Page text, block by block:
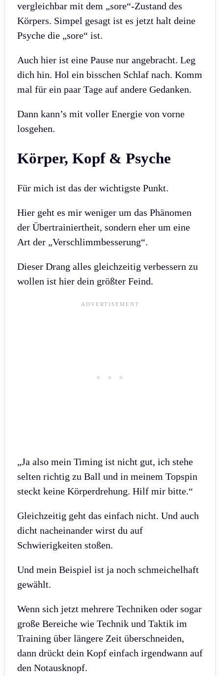
vergleichbar mit dem „sore“-Zustand des
Körpers. Simpel gesagt ist es jetzt halt deine
Psyche die „sore“ ist.
Auch hier ist eine Pause nur angebracht. Leg
dich hin. Hol ein bisschen Schlaf nach. Komm
mal für ein paar Tage auf andere Gedanken.
Dann kann’s mit voller Energie von vorne
losgehen.
Körper, Kopf & Psyche
Für mich ist das der wichtigste Punkt.
Hier geht es mir weniger um das Phänomen
der Übertrainiertheit, sondern eher um eine
Art der „Verschlimmbesserung“.
Dieser Drang alles gleichzeitig verbessern zu
wollen ist hier dein größter Feind.
„Ja also mein Timing ist nicht gut, ich stehe
selten richtig zu Ball und in meinem Topspin
steckt keine Körperdrehung. Hilf mir bitte.“
Gleichzeitig geht das einfach nicht. Und auch
dicht nacheinander wirst du auf
Schwierigkeiten stoßen.
Und mein Beispiel ist ja noch schmeichelhaft
gewählt.
Wenn sich jetzt mehrere Techniken oder sogar
große Bereiche wie Technik und Taktik im
Training über längere Zeit überschneiden,
dann drückt dein Kopf einfach irgendwann auf
den Notausknopf.